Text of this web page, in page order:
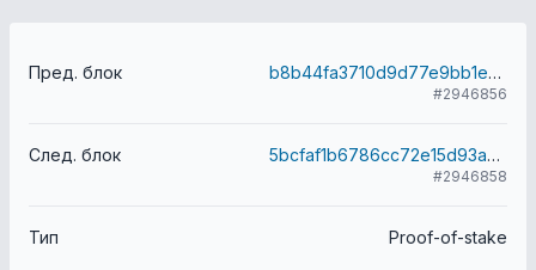
Пред. блок b8b44fa3710d9d77e9bb1e0967e41a27c2c46ae53428506ddb14f9bcedd6ee94
#2946856
След. блок 5bcfaf1b6786cc72e15d93aeae0fba4b99d154efec315a290a336171d3960192
#2946858
Тип Proof-of-stake